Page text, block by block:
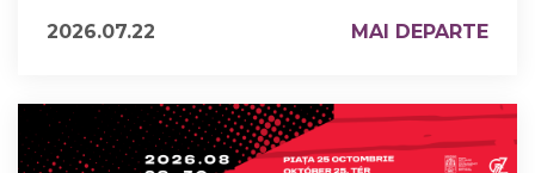
2026.07.22
MAI DEPARTE